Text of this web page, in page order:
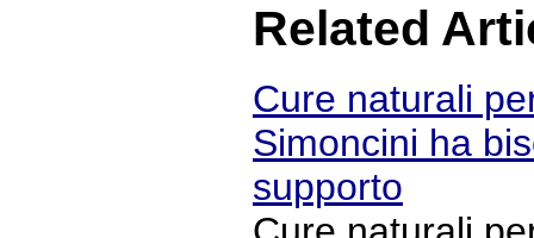
Related
Cure naturali
Simoncini ha
supporto